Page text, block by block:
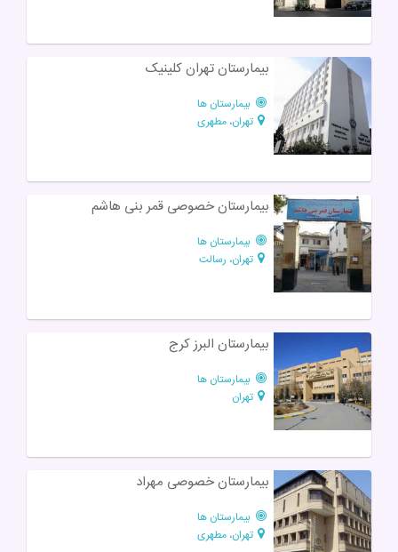
بیمارستان تهران کلینیک
بیمارستان ها
تهران، مطهری
بیمارستان خصوصی قمر بنی هاشم
بیمارستان ها
تهران، رسالت
بیمارستان البرز کرج
بیمارستان ها
تهران
بیمارستان خصوصی مهراد
بیمارستان ها
تهران، مطهری